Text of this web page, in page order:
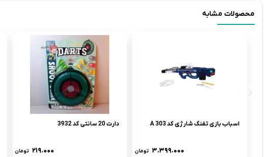
محصولات مشابه
اسباب بازی تفنگ شارژی کد 303 A
۳.۳۹۹.۰۰۰ تومان
دارت 20 سانتی کد 3932
۲۱۹.۰۰۰ تومان